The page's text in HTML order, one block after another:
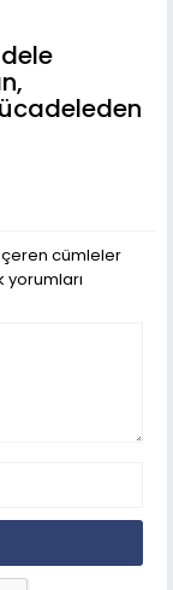
cümleler
yorumları